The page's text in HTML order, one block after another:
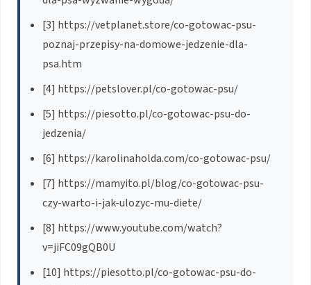
[3] https://vetplanet.store/co-gotowac-psu-
poznaj-przepisy-na-domowe-jedzenie-dla-
psa.htm
[4] https://petslover.pl/co-gotowac-psu/
[5] https://piesotto.pl/co-gotowac-psu-do-
jedzenia/
[6] https://karolinaholda.com/co-gotowac-psu/
[7] https://mamyito.pl/blog/co-gotowac-psu-
czy-warto-i-jak-ulozyc-mu-diete/
[8] https://www.youtube.com/watch?
v=jiFC09gQB0U
[10] https://piesotto.pl/co-gotowac-psu-do-